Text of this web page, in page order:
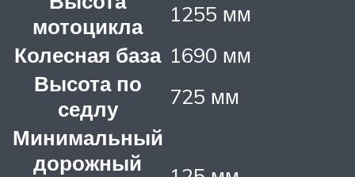
мотоцикла
1255 мм
Колесная база 1690 мм
Высота по
седлу
725 мм
Минимальный
дорожный